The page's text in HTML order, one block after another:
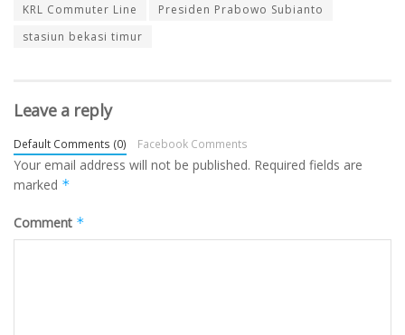
KRL Commuter Line
Presiden Prabowo Subianto
stasiun bekasi timur
Leave a reply
Default Comments (0) Facebook Comments
Your email address will not be published. Required fields are
marked *
Comment *